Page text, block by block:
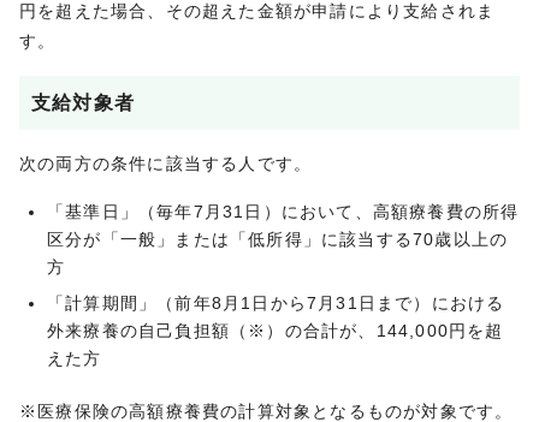
円を超えた場合、その超えた金額が申請により支給されま
す。
支給対象者
次の両方の条件に該当する人です。
「基準日」（毎年7月31日）において、高額療養費の所得
区分が「一般」または「低所得」に該当する70歳以上の
方
「計算期間」（前年8月1日から7月31日まで）における
外来療養の自己負担額（※）の合計が、144,000円を超
えた方
※医療保険の高額療養費の計算対象となるものが対象です。